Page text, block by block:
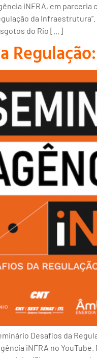
iNFRA, em parceria
da
do Rio […]
Desafios da
iNFRA no